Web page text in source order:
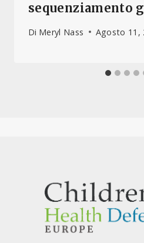
sequenziamento
Di Meryl Nass Agosto 11,